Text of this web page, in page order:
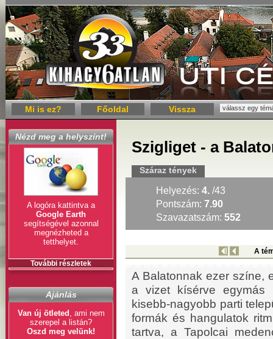
Mi is ez? Főoldal Vissza
Szigliget - a
Száraz tények
Helyezés: 4. /43
Pontszám: 7.90
Szavazatszám: 552
A
A Balatonnak ezer színe,
a vizet kísérve egymás
kisebb-nagyobb parti
formák és hangulatok
tartva, a Tapolcai
Nézd meg a helyszínt!
A logóra kattintva a
Google Earth
segítségével azonnal
megnézheted a
tetthelyet.
További részletek
Ajánlás
Van új ötleted , ami nem
szerepel a listán?
Oszd meg velünk!